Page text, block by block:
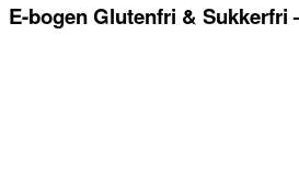
E-bogen Glutenfri & Sukkerfri